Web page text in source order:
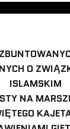
O
ISLAMSKIM
NA